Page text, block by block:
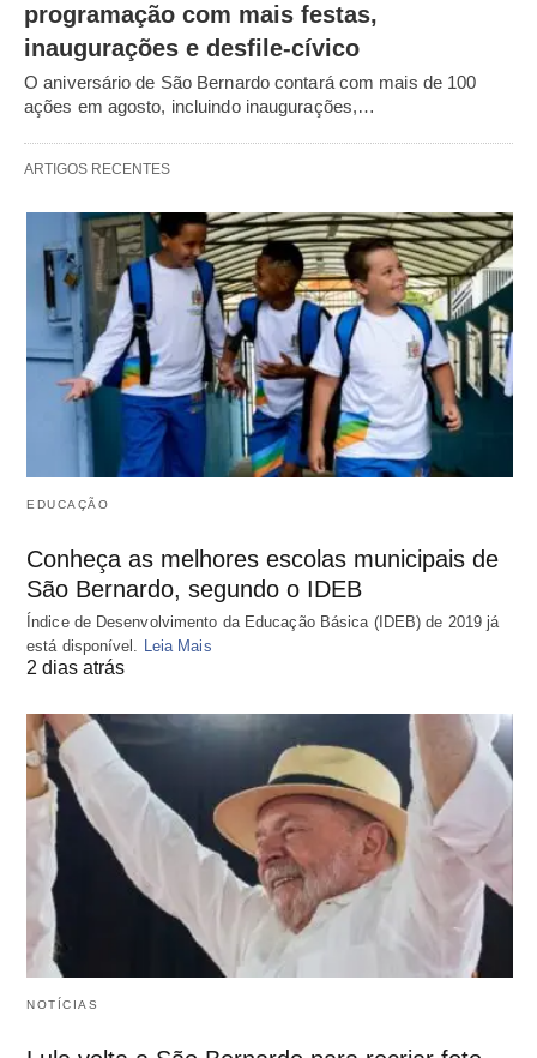
programação com mais festas,
inaugurações e desfile-cívico
O aniversário de São Bernardo contará com mais de 100
ações em agosto, incluindo inaugurações,…
ARTIGOS RECENTES
EDUCAÇÃO
Conheça as melhores escolas municipais de
São Bernardo, segundo o IDEB
Índice de Desenvolvimento da Educação Básica (IDEB) de 2019 já
está disponível.
Leia Mais
2 dias atrás
NOTÍCIAS